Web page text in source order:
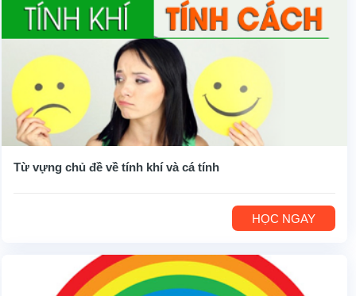
Từ vựng chủ đề về tính khí và cá tính
HỌC NGAY